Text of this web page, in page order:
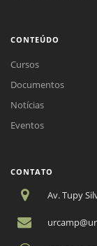
CONTEÚDO
Cursos
Documentos
Notícias
Eventos
CONTATO
Av. Tupy